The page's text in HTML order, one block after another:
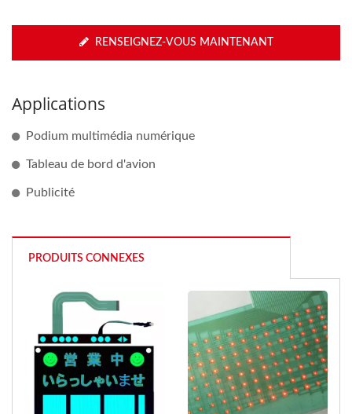
RENSEIGNEZ-VOUS MAINTENANT
Applications
Podium multimédia numérique
Tableau de bord d'avion
Publicité
PRODUITS CONNEXES